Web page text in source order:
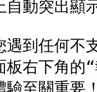
自動突出顯示
遇到任何不
板右下角的